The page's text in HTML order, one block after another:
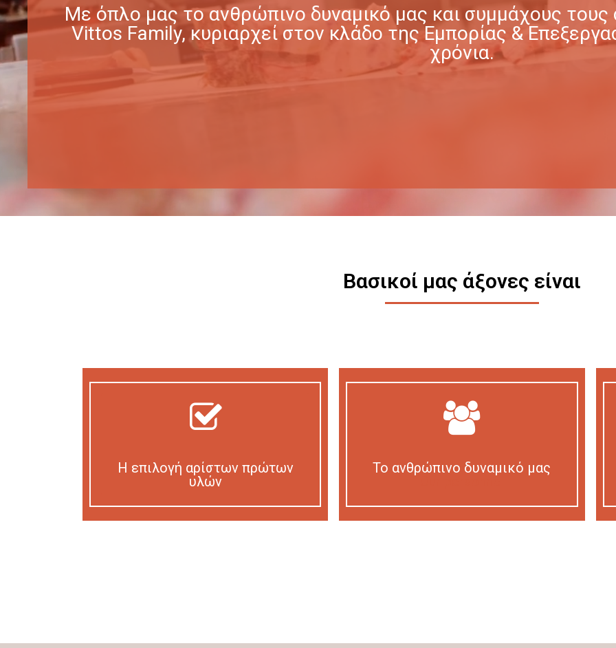
Με όπλο μας το ανθρώπινο δυναμικό μας και συμμάχους τους
Vittos Family, κυριαρχεί στον κλάδο της Εμπορίας &
χρόνια.
Βασικοί μας άξονες είναι
Η επιλογή αρίστων πρώτων
υλών
Το ανθρώπινο δυναμικό μας